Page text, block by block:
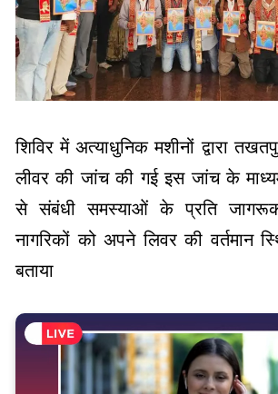
शिविर में अत्याधुनिक मशीनों द्वारा
से संबंधी समस्याओं के प्रति
नागरिकों को अपने लिवर की वर्तमान
बताया